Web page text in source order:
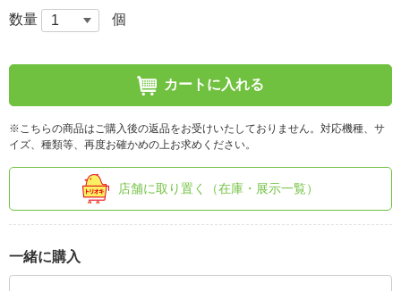
数量 個
カートに入れる
※こちらの商品はご購入後の返品をお受けいたしておりません。対応機種、サ
イズ、種類等、再度お確かめの上お求めください。
店舗に取り置く（在庫・展示一覧）
一緒に購入